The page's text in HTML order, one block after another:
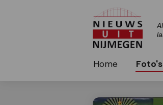
Home Foto's